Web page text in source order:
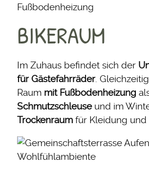
BIKERAUM
Im Zuhaus befindet sich der
für Gästefahrräder.
Raum mit Fußbodenheizung
Schmutzschleuse und im
Trockenraum für Kleidung und